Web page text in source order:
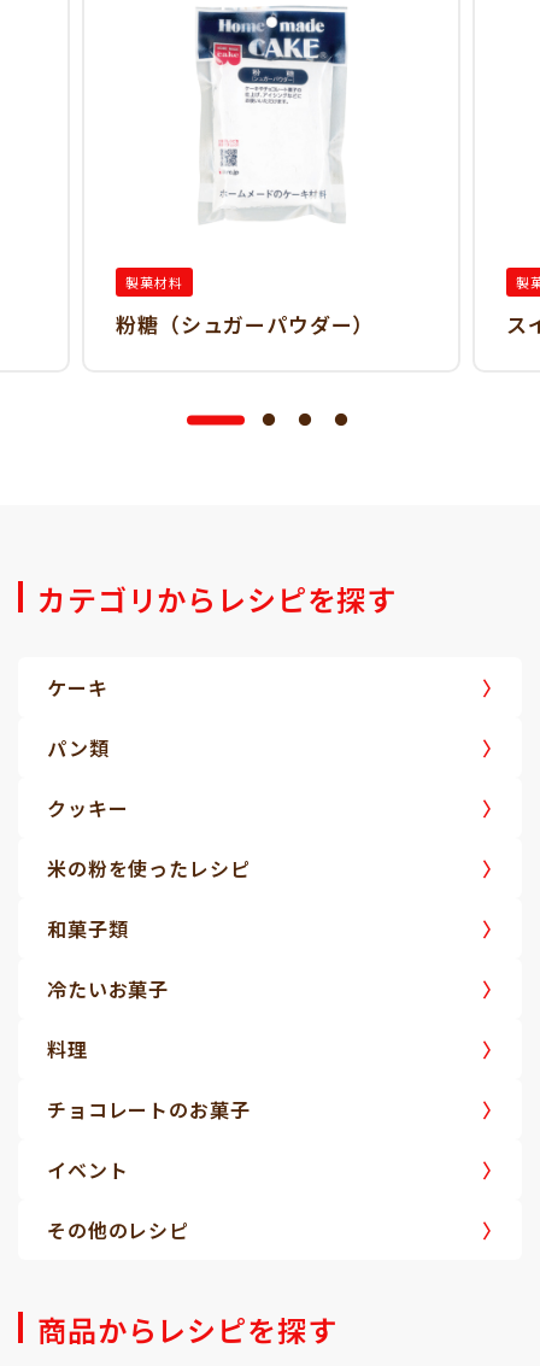
製菓材料
粉糖（シュガーパウダー）
製
ス
カテゴリからレシピを探す
ケーキ
パン類
クッキー
米の粉を使ったレシピ
和菓子類
冷たいお菓子
料理
チョコレートのお菓子
イベント
その他のレシピ
商品からレシピを探す